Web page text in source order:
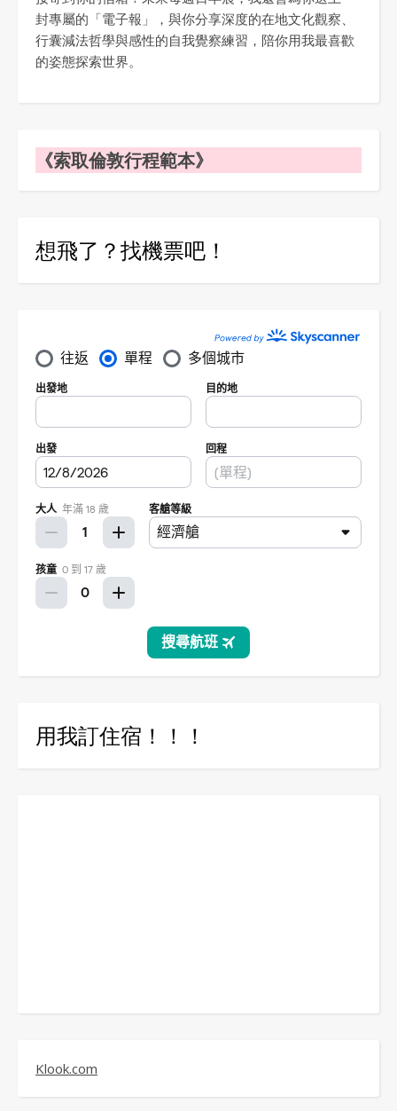
封專屬的「電子報」，與你分享深度的在地文化觀察、
行囊減法哲學與感性的自我覺察練習，陪你用我最喜歡
的姿態探索世界。
《索取倫敦行程範本》
想飛了？找機票吧！
用我訂住宿！！！
Klook.com